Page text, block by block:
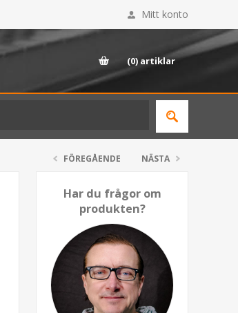
Mitt konto
(0) artiklar
FÖREGÅENDE NÄSTA
Har du frågor om
produkten?